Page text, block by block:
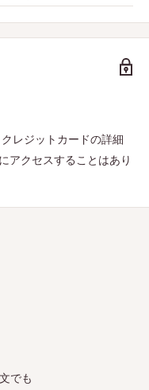
レジットカードの詳細
アクセスすることはあり
でも